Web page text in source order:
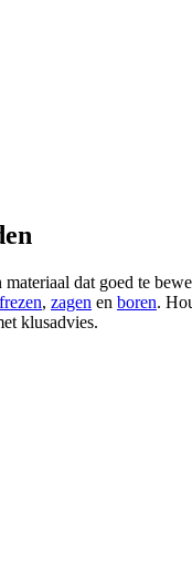
dat goed te
frezen, zagen en boren.
klusadvies.